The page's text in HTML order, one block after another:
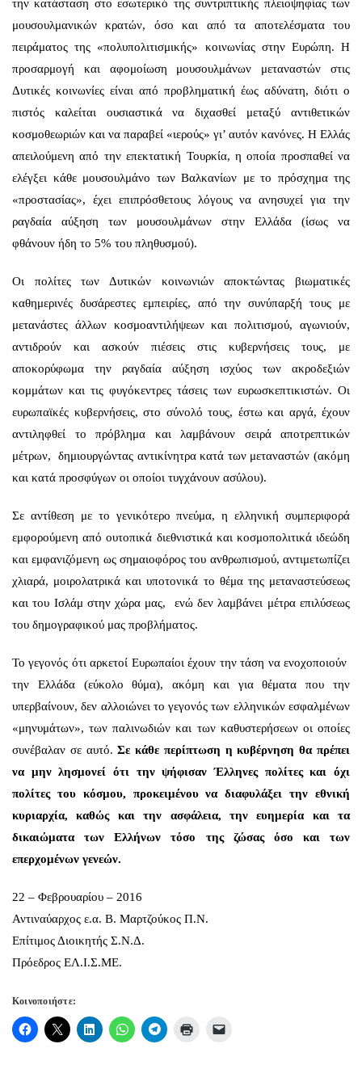
την κατάσταση στο εσωτερικό της συντριπτικής πλειοψηφίας των
μουσουλμανικών κρατών, όσο και από τα αποτελέσματα του
πειράματος της «πολυπολιτισμικής» κοινωνίας στην Ευρώπη. Η
προσαρμογή και αφομοίωση μουσουλμάνων μεταναστών στις
Δυτικές κοινωνίες είναι από προβληματική έως αδύνατη, διότι ο
πιστός καλείται ουσιαστικά να διχασθεί μεταξύ αντιθετικών
κοσμοθεωριών και να παραβεί «ιερούς» γι’ αυτόν κανόνες. Η Ελλάς
απειλούμενη από την επεκτατική Τουρκία, η οποία προσπαθεί να
ελέγξει κάθε μουσουλμάνο των Βαλκανίων με το πρόσχημα της
«προστασίας», έχει επιπρόσθετους λόγους να ανησυχεί για την
ραγδαία αύξηση των μουσουλμάνων στην Ελλάδα (ίσως να
φθάνουν ήδη το 5% του πληθυσμού).
Οι πολίτες των Δυτικών κοινωνιών αποκτώντας βιωματικές
καθημερινές δυσάρεστες εμπειρίες, από την συνύπαρξή τους με
μετανάστες άλλων κοσμοαντιλήψεων και πολιτισμού, αγωνιούν,
αντιδρούν και ασκούν πιέσεις στις κυβερνήσεις τους, με
αποκορύφωμα την ραγδαία αύξηση ισχύος των ακροδεξιών
κομμάτων και τις φυγόκεντρες τάσεις των ευρωσκεπτικιστών. Οι
ευρωπαϊκές κυβερνήσεις, στο σύνολό τους, έστω και αργά, έχουν
αντιληφθεί το πρόβλημα και λαμβάνουν σειρά αποτρεπτικών
μέτρων, δημιουργώντας αντικίνητρα κατά των μεταναστών (ακόμη
και κατά προσφύγων οι οποίοι τυγχάνουν ασύλου).
Σε αντίθεση με το γενικότερο πνεύμα, η ελληνική συμπεριφορά
εμφορούμενη από ουτοπικά διεθνιστικά και κοσμοπολιτικά ιδεώδη
και εμφανιζόμενη ως σημαιοφόρος του ανθρωπισμού, αντιμετωπίζει
χλιαρά, μοιρολατρικά και υποτονικά το θέμα της μεταναστεύσεως
και του Ισλάμ στην χώρα μας, ενώ δεν λαμβάνει μέτρα επιλύσεως
του δημογραφικού μας προβλήματος.
Το γεγονός ότι αρκετοί Ευρωπαίοι έχουν την τάση να ενοχοποιούν
την Ελλάδα (εύκολο θύμα), ακόμη και για θέματα που την
υπερβαίνουν, δεν αλλοιώνει το γεγονός των ελληνικών εσφαλμένων
«μηνυμάτων», των παλινωδιών και των καθυστερήσεων οι οποίες
συνέβαλαν σε αυτό.Σε κάθε περίπτωση η κυβέρνηση θα πρέπει
να μην λησμονεί ότι την ψήφισαν Έλληνες πολίτες και όχι
πολίτες του κόσμου, προκειμένου να διαφυλάξει την εθνική
κυριαρχία, καθώς και την ασφάλεια, την ευημερία και τα
δικαιώματα των Ελλήνων τόσο της ζώσας όσο και των
επερχομένων γενεών.
22 – Φεβρουαρίου – 2016
Αντιναύαρχος ε.α. Β. Μαρτζούκος Π.Ν.
Επίτιμος Διοικητής Σ.Ν.Δ.
Πρόεδρος ΕΛ.Ι.Σ.ΜΕ.
Κοινοποιήστε: